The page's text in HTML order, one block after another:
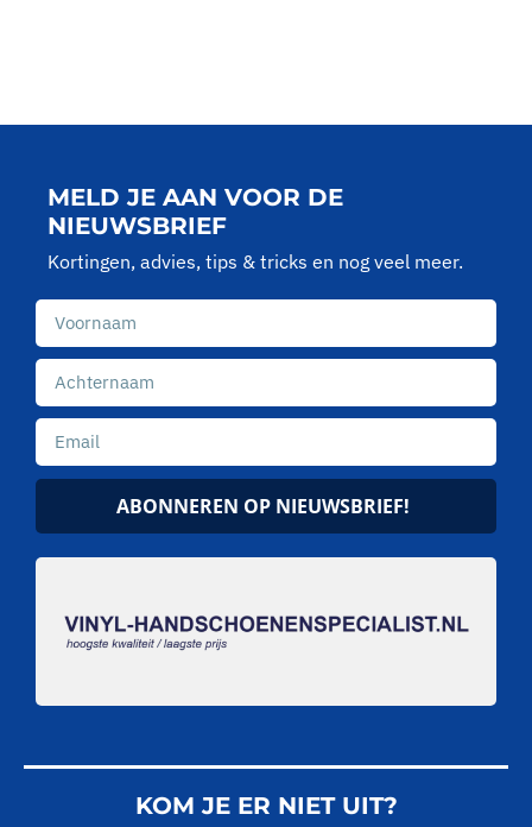
MELD JE AAN VOOR DE
NIEUWSBRIEF
Kortingen, advies, tips & tricks en nog veel meer.
ABONNEREN OP NIEUWSBRIEF!
KOM JE ER NIET UIT?